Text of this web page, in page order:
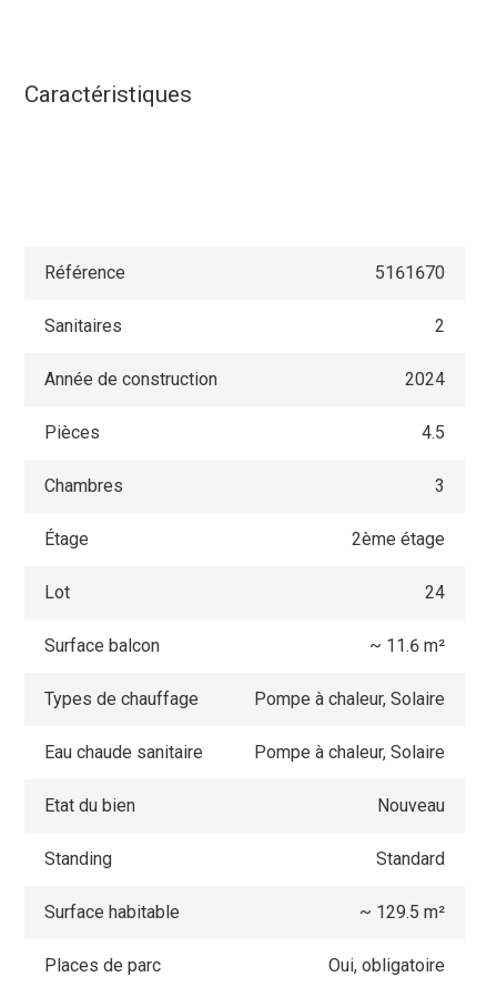
Caractéristiques
Référence 5161670
Sanitaires 2
Année de construction 2024
Pièces 4.5
Chambres 3
Étage 2ème étage
Lot 24
Surface balcon ~ 11.6 m²
Types de chauffage Pompe à chaleur, Solaire
Eau chaude sanitaire Pompe à chaleur, Solaire
Etat du bien Nouveau
Standing Standard
Surface habitable ~ 129.5 m²
Places de parc Oui, obligatoire